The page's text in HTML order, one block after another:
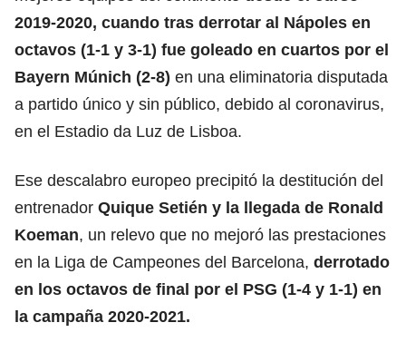
2019-2020, cuando tras derrotar al Nápoles en
octavos (1-1 y 3-1) fue goleado en cuartos por el
Bayern Múnich (2-8) en una eliminatoria disputada
a partido único y sin público, debido al coronavirus,
en el Estadio da Luz de Lisboa.
Ese descalabro europeo precipitó la destitución del
entrenador Quique Setién y la llegada de Ronald
Koeman, un relevo que no mejoró las prestaciones
en la Liga de Campeones del Barcelona, derrotado
en los octavos de final por el PSG (1-4 y 1-1) en
la campaña 2020-2021.